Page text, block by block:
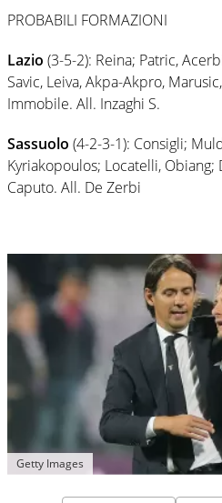
PROBABILI FORMAZIONI
Lazio (3-5-2): Reina; Patric,
Savic, Leiva, Akpa-Akpro,
Immobile. All. Inzaghi S.
Sassuolo (4-2-3-1): Consigli;
Kyriakopoulos; Locatelli, Obiang;
Caputo. All. De Zerbi
Getty Images